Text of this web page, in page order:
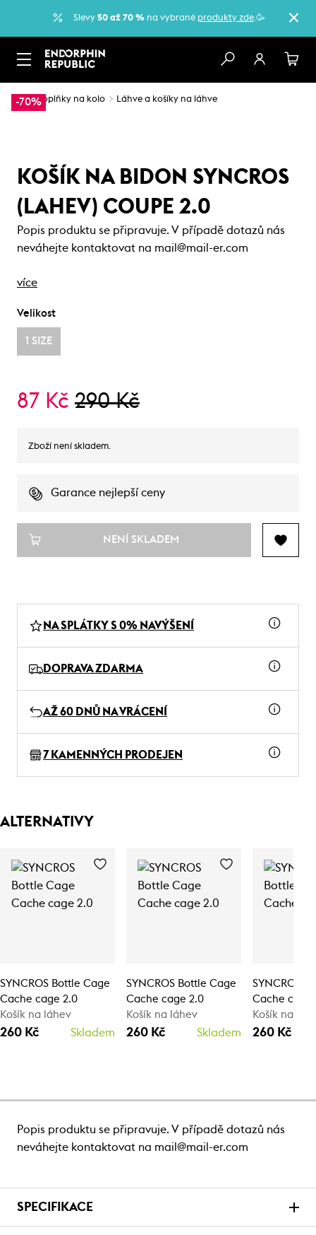
Slevy 50 až 70 % na vybrané produkty zde.🥳
-70%
… Doplňky na kolo Láhve a košíky na láhve
KOŠÍK NA BIDON SYNCROS
(LAHEV) COUPE 2.0
Popis produktu se připravuje. V případě dotazů nás
neváhejte kontaktovat na mail@mail-er.com
více
Velikost
1 SIZE
87 Kč 290 Kč
Zboží není skladem.
Garance nejlepší ceny
NENÍ SKLADEM
NA SPLÁTKY S 0% NAVÝŠENÍ
DOPRAVA ZDARMA
AŽ 60 DNŮ NA VRÁCENÍ
7 KAMENNÝCH PRODEJEN
ALTERNATIVY
SYNCROS Bottle Cage
Cache cage 2.0
Košík na láhev
260 Kč Skladem
SYNCROS Bottle Cage
Cache cage 2.0
Košík na láhev
260 Kč Skladem
SYNCROS
Cache cage
Košík na
260 Kč
Popis produktu se připravuje. V případě dotazů nás
neváhejte kontaktovat na mail@mail-er.com
SPECIFIKACE